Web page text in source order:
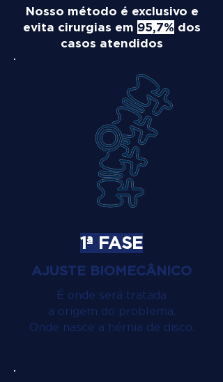
Nosso método é exclusivo e
evita cirurgias em 95,7% dos
casos atendidos
1ª FASE
AJUSTE BIOMECÂNICO
É onde será tratada
a origem do problema.
Onde nasce a hérnia de disco.